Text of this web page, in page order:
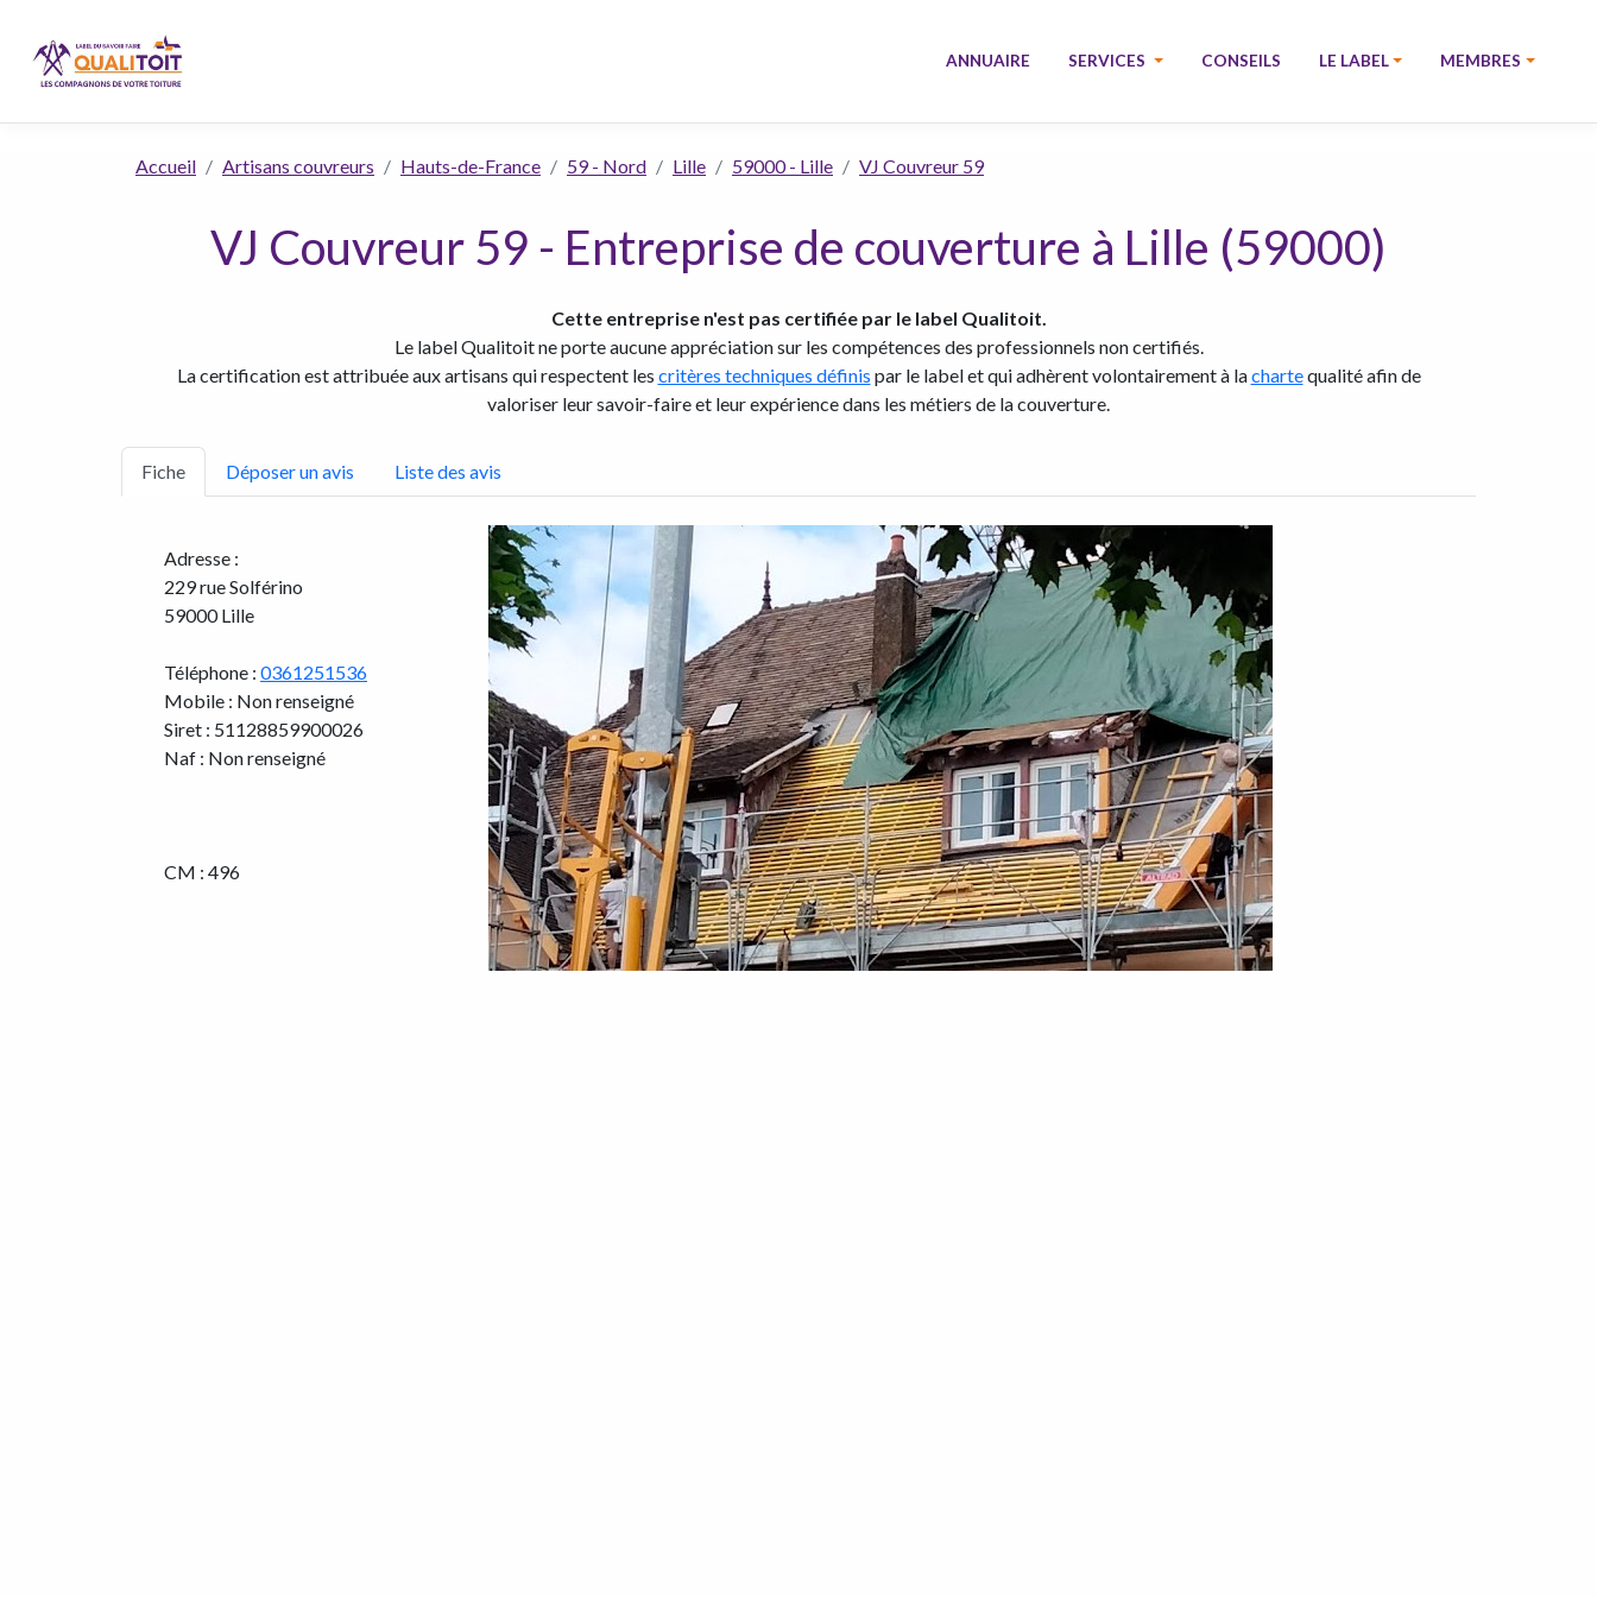
ANNUAIRE SERVICES CONSEILS LE LABEL MEMBRES
Accueil Artisans couvreurs Hauts-de-France 59 - Nord Lille 59000 - Lille VJ Couvreur 59
VJ Couvreur 59 - Entreprise de couverture à Lille (59000)
Cette entreprise n'est pas certifiée par le label Qualitoit.
Le label Qualitoit ne porte aucune appréciation sur les compétences des professionnels non certifiés.
La certification est attribuée aux artisans qui respectent les critères techniques définis par le label et qui adhèrent volontairement à lachartequalité afin de
valoriser leur savoir-faire et leur expérience dans les métiers de la couverture.
Fiche Déposer un avis Liste des avis
Adresse :
229 rue Solférino
59000 Lille
Téléphone : 0361251536
Mobile : Non renseigné
Siret : 51128859900026
Naf : Non renseigné
CM : 496